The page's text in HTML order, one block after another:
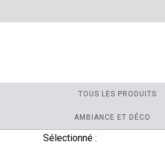
TOUS LES PRODUITS
AMBIANCE ET DÉCO
Sélectionné :